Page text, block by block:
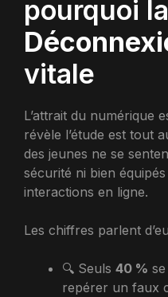
pourquoi la
vitale
L’attrait du numérique
révèle l’étude est tout
des jeunes ne se
sécurité ni bien
interactions en ligne.
Les chiffres parlent
🔍 Seuls 40 %
repérer un faux